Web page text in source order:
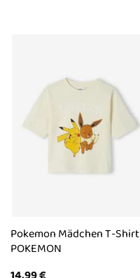
Pokemon Mädchen T-Shirt
POKEMON